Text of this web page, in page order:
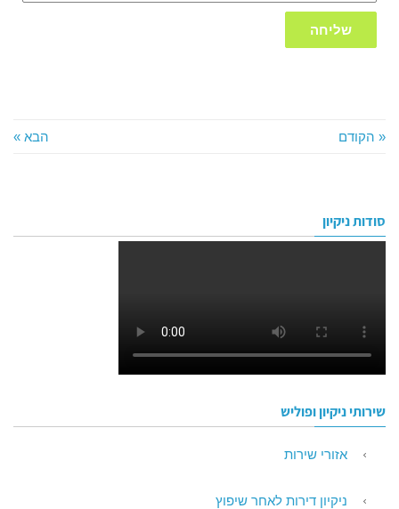
שליחה
« הקודם הבא »
סודות ניקיון
שירותי ניקיון ופוליש
אזורי שירות
ניקיון דירות לאחר שיפוץ